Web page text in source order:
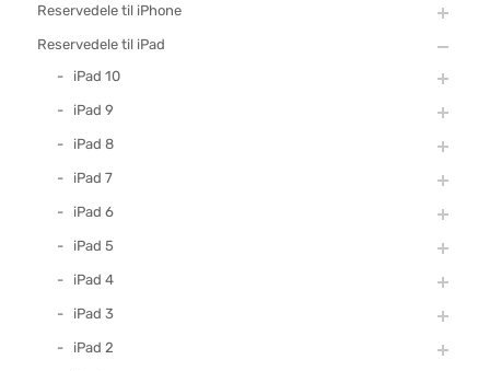
Reservedele til iPhone
Reservedele til iPad
iPad 10
iPad 9
iPad 8
iPad 7
iPad 6
iPad 5
iPad 4
iPad 3
iPad 2